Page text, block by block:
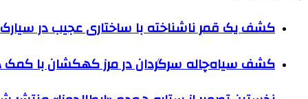
کشف یک قمر ناشناخته با ساختاری عجیب در
کشف سیاه‌چاله سرگردان در مرز کهکشان با